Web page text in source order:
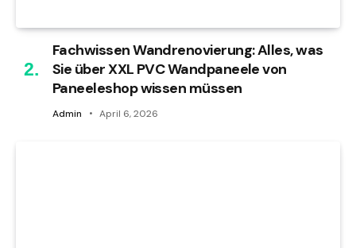
Fachwissen Wandrenovierung: Alles, was
Sie über XXL PVC Wandpaneele von
Paneeleshop wissen müssen
Admin April 6, 2026